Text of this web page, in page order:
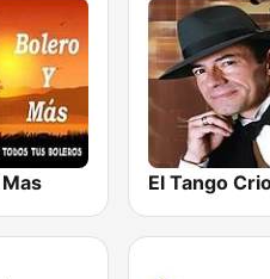
El Tango